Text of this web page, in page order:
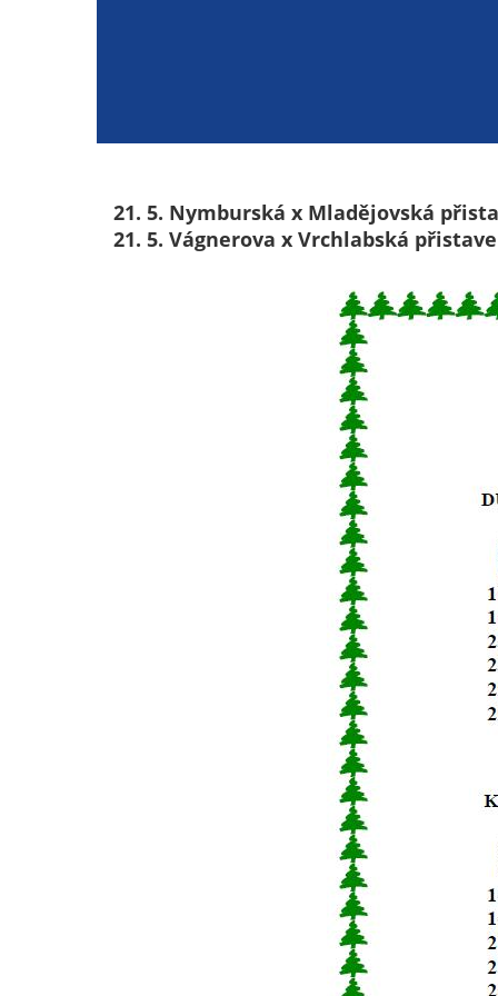
21. 5. Nymburská x Mladějovská
21. 5. Vágnerova x Vrchlabská